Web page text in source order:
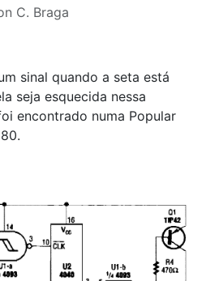
C. Braga
sinal quando a seta está
seja esquecida nessa
encontrado numa Popular